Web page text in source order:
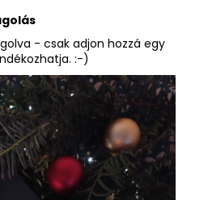
- csak adjon hozzá egy
:-)